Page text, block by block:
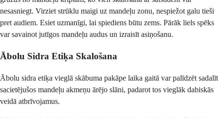
nesasniegt. Virziet strūklu maigi uz mandeļu zonu, nespiežot galu tieši
pret audiem. Esiet uzmanīgi, lai spiediens būtu zems. Pārāk liels spēks
var savainot jutīgos mandeļu audus un izraisīt asiņošanu.
Ābolu Sidra Etiķa Skalošana
Ābolu sidra etiķa vieglā skābuma pakāpe laika gaitā var palīdzēt sadalīt
sacietējušos mandeļu akmeņu ārējo slāni, padarot tos vieglāk dabiskās
veidā atbrīvojamus.